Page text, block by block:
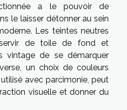
a le pouvoir de
le laisser détonner au sein
Les teintes neutres
de toile de fond et
vintage de se démarquer
un choix de couleurs
avec parcimonie, peut
visuelle et donner du